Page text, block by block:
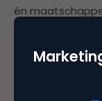
én
Tony’s